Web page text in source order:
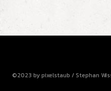
©2023 by pixelstaub / Stephan